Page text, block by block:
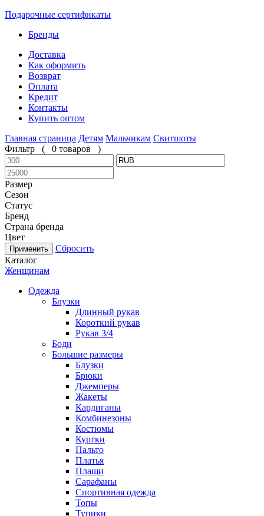
Подарочные сертификаты
Бренды
Доставка
Как оформить
Возврат
Оплата
Кредит
Контакты
Купить оптом
Главная страница Детям Мальчикам Свитшоты
Фильтр
( 0 товаров )
Размер
Сезон
Статус
Бренд
Страна бренда
Цвет
Сбросить
Каталог
Женщинам
Одежда
Блузки
Длинный рукав
Короткий рукав
Рукав 3/4
Боди
Большие размеры
Блузки
Брюки
Джемперы
Жакеты
Кардиганы
Комбинезоны
Костюмы
Куртки
Пальто
Платья
Плащи
Сарафаны
Спортивная одежда
Топы
Туники